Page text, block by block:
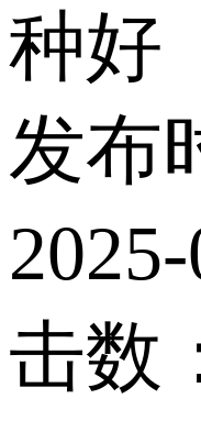
种好
发布
击数